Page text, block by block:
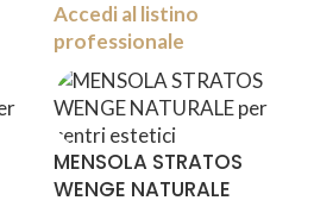
Accedi al listino
professionale
MENSOLA STRATOS
WENGE NATURALE